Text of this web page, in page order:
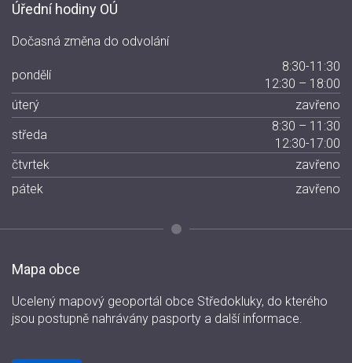
Úřední hodiny OÚ
Dočasná změna do odvolání
pondělí
8:30-11:30
12:30 – 18:00
úterý
zavřeno
středa
8:30 – 11:30
12:30-17:00
čtvrtek
zavřeno
pátek
zavřeno
Mapa obce
Ucelený mapový geoportál obce Středokluky, do kterého
jsou postupně nahrávány pasporty a další informace.